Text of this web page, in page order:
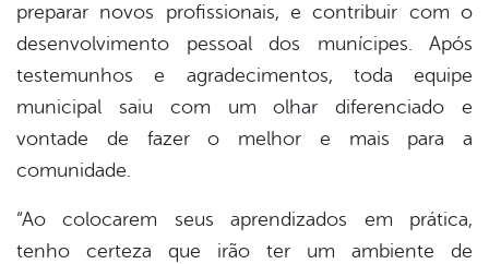
preparar novos profissionais, e contribuir com o
desenvolvimento pessoal dos munícipes. Após
testemunhos e agradecimentos, toda equipe
municipal saiu com um olhar diferenciado e
vontade de fazer o melhor e mais para a
comunidade.
“Ao colocarem seus aprendizados em prática,
tenho certeza que irão ter um ambiente de